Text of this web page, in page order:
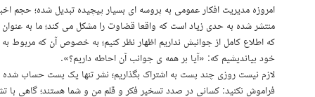
امروزه مدیریت افکار عمومی به پروسه ای بسیار پیچیده تبدیل شده؛ حجم
منتشر شده به حدی زیاد است که واقعا قضاوت را مشکل می کند؛ ما به عنوان
که اطلاع کامل از جوانبش نداریم اظهار نظر کنیم؛ به خصوص آن که مربوط به
خود بیاندیشیم که: «آیا بر همه ی جوانب آن احاطه داریم؟».
لازم نیست روزی چند پست به اشتراک بگذاریم؛ نشر تنها یک پست حساب
فراموش نکنید: کسانی در صدد تسخیر فکر و قلم من و شما هستند؛ گاهی با